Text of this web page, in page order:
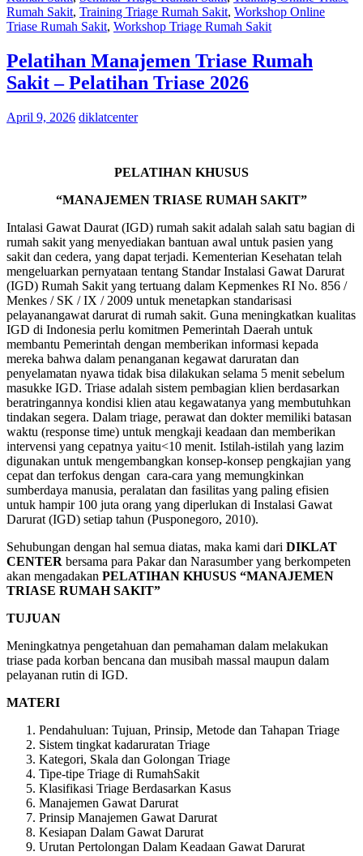
Rumah Sakit, Training Triage Rumah Sakit, Workshop Online
Triase Rumah Sakit, Workshop Triage Rumah Sakit
Pelatihan Manajemen Triase Rumah
Sakit – Pelatihan Triase 2026
April 9, 2026 diklatcenter
PELATIHAN KHUSUS
“MANAJEMEN TRIASE RUMAH SAKIT”
Intalasi Gawat Daurat (IGD) rumah sakit adalah salah satu bagian di
rumah sakit yang menyediakan bantuan awal untuk pasien yang
sakit dan cedera, yang dapat terjadi. Kementerian Kesehatan telah
mengeluarkan pernyataan tentang Standar Instalasi Gawat Darurat
(IGD) Rumah Sakit yang tertuang dalam Kepmenkes RI No. 856 /
Menkes / SK / IX / 2009 untuk menetapkan standarisasi
pelayanangawat darurat di rumah sakit. Guna meningkatkan kualitas
IGD di Indonesia perlu komitmen Pemerintah Daerah untuk
membantu Pemerintah dengan memberikan informasi kepada
mereka bahwa dalam penanganan kegawat daruratan dan
penyelamatan nyawa tidak bisa dilakukan selama 5 menit sebelum
masukke IGD. Triase adalah sistem pembagian klien berdasarkan
beratringannya kondisi klien atau kegawatanya yang membutuhkan
tindakan segera. Dalam triage, perawat dan dokter memiliki batasan
waktu (response time) untuk mengkaji keadaan dan memberikan
intervensi yang cepatnya yaitu<10 menit. Istilah-istilah yang lazim
digunakan untuk mengembangkan konsep-konsep pengkajian yang
cepat dan terfokus dengan cara-cara yang memungkinkan
sumberdaya manusia, peralatan dan fasilitas yang paling efisien
untuk hampir 100 juta orang yang diperlukan di Instalasi Gawat
Darurat (IGD) setiap tahun (Pusponegoro, 2010).
Sehubungan dengan hal semua diatas, maka kami dari DIKLAT
CENTER bersama para Pakar dan Narasumber yang berkompeten
akan mengadakan PELATIHAN KHUSUS “MANAJEMEN
TRIASE RUMAH SAKIT”
TUJUAN
Meningkatnya pengetahuan dan pemahaman dalam melakukan
triase pada korban bencana dan musibah massal maupun dalam
pelayanan rutin di IGD.
MATERI
Pendahuluan: Tujuan, Prinsip, Metode dan Tahapan Triage
Sistem tingkat kadaruratan Triage
Kategori, Skala dan Golongan Triage
Tipe-tipe Triage di RumahSakit
Klasifikasi Triage Berdasarkan Kasus
Manajemen Gawat Darurat
Prinsip Manajemen Gawat Darurat
Kesiapan Dalam Gawat Darurat
Urutan Pertolongan Dalam Keadaan Gawat Darurat